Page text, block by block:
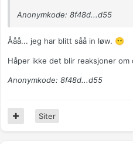
Anonymkode: 8f48d...d55
Ååå... jeg har blitt såå in løw. 😶
Håper ikke det blir reaksjoner
Anonymkode: 8f48d...d55
Siter